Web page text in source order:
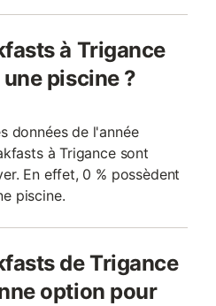
à Trigance
piscine ?
données de l'année
à Trigance sont
En effet, 0 % possèdent
piscine.
de Trigance
option pour